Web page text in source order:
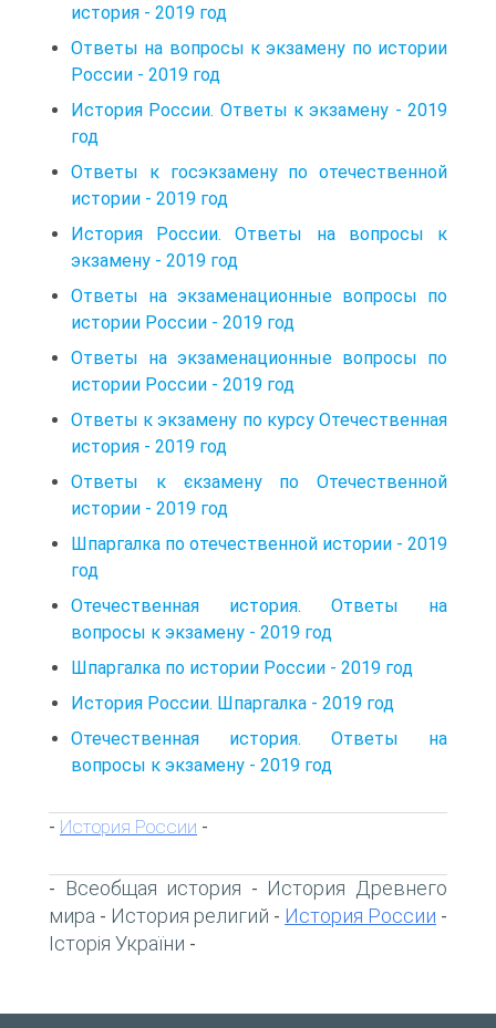
история - 2019 год
Ответы на вопросы к экзамену по истории
России - 2019 год
История России. Ответы к экзамену - 2019
год
Ответы к госэкзамену по отечественной
истории - 2019 год
История России. Ответы на вопросы к
экзамену - 2019 год
Ответы на экзаменационные вопросы по
истории России - 2019 год
Ответы на экзаменационные вопросы по
истории России - 2019 год
Ответы к экзамену по курсу Отечественная
история - 2019 год
Ответы к єкзамену по Отечественной
истории - 2019 год
Шпаргалка по отечественной истории - 2019
год
Отечественная история. Ответы на
вопросы к экзамену - 2019 год
Шпаргалка по истории России - 2019 год
История России. Шпаргалка - 2019 год
Отечественная история. Ответы на
вопросы к экзамену - 2019 год
- История России -
- Всеобщая история - История Древнего
мира - История религий - История России -
Історія України -